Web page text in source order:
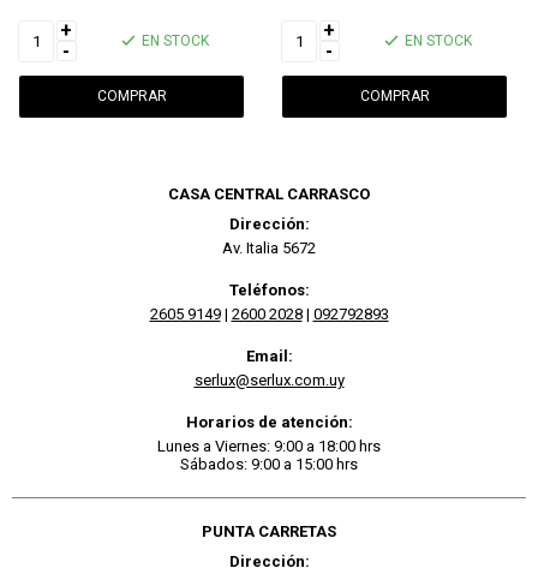
+
-
EN STOCK
+
-
EN STOCK
CASA CENTRAL CARRASCO
Dirección:
Av. Italia 5672
Teléfonos:
2605 9149| 2600 2028| 092792893
Email:
serlux@serlux.com.uy
Horarios de atención:
Lunes a Viernes: 9:00 a 18:00 hrs
Sábados: 9:00 a 15:00 hrs
PUNTA CARRETAS
Dirección: